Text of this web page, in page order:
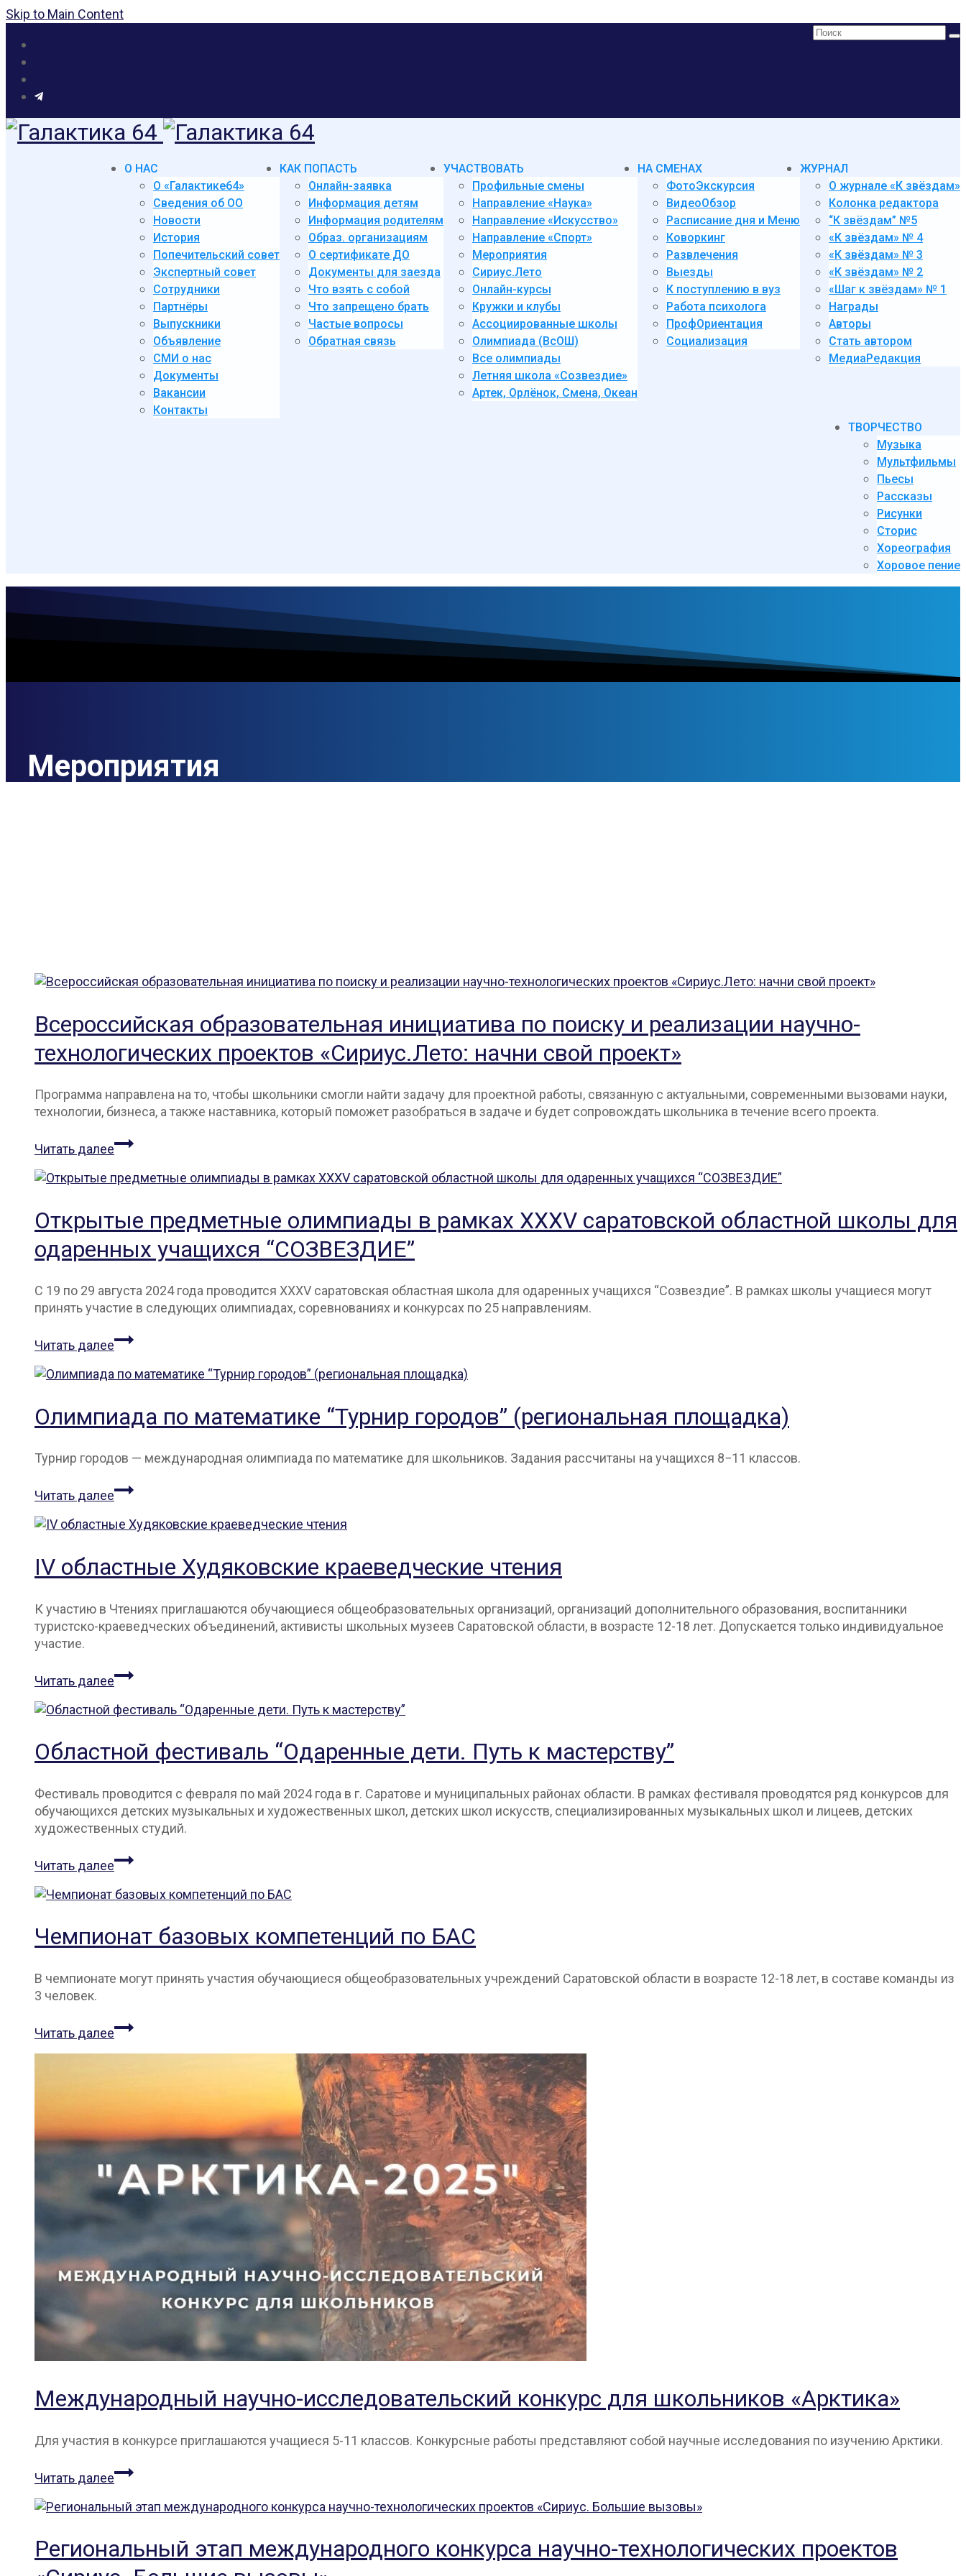
Skip to Main Content
Поиск:
О НАС
О «Галактике64»
Сведения об ОО
Новости
История
Попечительский совет
Экспертный совет
Сотрудники
Партнёры
Выпускники
Объявление
СМИ о нас
Документы
Вакансии
Контакты
КАК ПОПАСТЬ
Онлайн-заявка
Информация детям
Информация родителям
Образ. организациям
О сертификате ДО
Документы для заезда
Что взять с собой
Что запрещено брать
Частые вопросы
Обратная связь
УЧАСТВОВАТЬ
Профильные смены
Направление «Наука»
Направление «Искусство»
Направление «Спорт»
Мероприятия
Сириус.Лето
Онлайн-курсы
Кружки и клубы
Ассоциированные школы
Олимпиада (ВсОШ)
Все олимпиады
Летняя школа «Созвездие»
Артек, Орлёнок, Смена, Океан
НА СМЕНАХ
ФотоЭкскурсия
ВидеоОбзор
Расписание дня и Меню
Коворкинг
Развлечения
Выезды
К поступлению в вуз
Работа психолога
ПрофОриентация
Социализация
ЖУРНАЛ
О журнале «К звёздам»
Колонка редактора
“К звёздам” №5
«К звёздам» № 4
«К звёздам» № 3
«К звёздам» № 2
«Шаг к звёздам» № 1
Награды
Авторы
Стать автором
МедиаРедакция
ТВОРЧЕСТВО
Музыка
Мультфильмы
Пьесы
Рассказы
Рисунки
Сторис
Хореография
Хоровое пение
Мероприятия
Всероссийская образовательная инициатива по поиску и реализации научно-
технологических проектов «Сириус.Лето: начни свой проект»
Программа направлена на то, чтобы школьники смогли найти задачу для проектной работы, связанную с актуальными, современными вызовами науки,
технологии, бизнеса, а также наставника, который поможет разобраться в задаче и будет сопровождать школьника в течение всего проекта.
Читать далее
Всероссийская
образовательная
инициатива
и
реализации
научно-
проектов
«Сириус.Лето:
свой
Открытые предметные олимпиады в рамках XXXV cаратовской областной школы для
одаренных учащихся “СОЗВЕЗДИЕ”
C 19 по 29 августа 2024 года проводится XXXV саратовская областная школа для одаренных учащихся “Созвездие”. В рамках школы учащиеся могут
принять участие в следующих олимпиадах, соревнованиях и конкурсах по 25 направлениям.
Читать далее
Открытые
предметные
олимпиады
XXXV
областной
для
учащихся
Олимпиада по математике “Турнир городов” (региональная площадка)
Турнир городов — меж­ду­народ­ная олим­пи­ада по ма­тема­тике для школь­ни­ков. Задания расс­чи­таны на учащихся 8−11 классов.
Читать далее
Олимпиада
по
математике
(региональная
IV областные Худяковские краеведческие чтения
К участию в Чтениях приглашаются обучающиеся общеобразовательных организаций, организаций дополнительного образования, воспитанники
туристско-краеведческих объединений, активисты школьных музеев Саратовской области, в возрасте 12-18 лет. Допускается только индивидуальное
участие.
Читать далее
IV
областные
Худяковские
чтения
Областной фестиваль “Одаренные дети. Путь к мастерству”
Фестиваль проводится с февраля по май 2024 года в г. Саратове и муниципальных районах области. В рамках фестиваля проводятся ряд конкурсов для
обучающихся детских музыкальных и художественных школ, детских школ искусств, специализированных музыкальных школ и лицеев, детских
художественных студий.
Читать далее
Областной
фестиваль
“Одаренные
к
Чемпионат базовых компетенций по БАС
В чемпионате могут принять участия обучающиеся общеобразовательных учреждений Саратовской области в возрасте 12-18 лет, в составе команды из
3 человек.
Читать далее
Чемпионат
базовых
Международный научно-исследовательский конкурс для школьников «Арктика»
Для участия в конкурсе приглашаются учащиеся 5-11 классов. Конкурсные работы представляют собой научные исследования по изучению Арктики.
Читать далее
Международный
научно-
исследовательский
школьников
Региональный этап международного конкурса научно-технологических проектов